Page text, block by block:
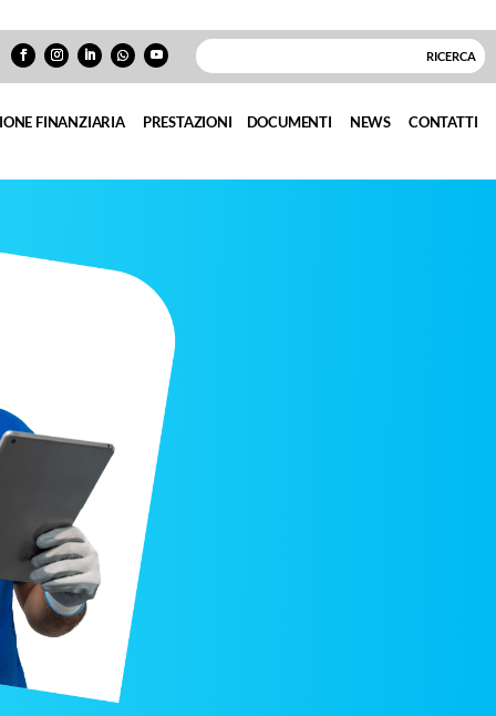
FINANZIARIA PRESTAZIONI DOCUMENTI NEWS CONTATTI